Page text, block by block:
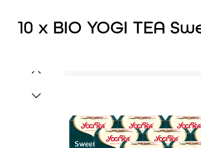
10 x BIO YOGI TEA